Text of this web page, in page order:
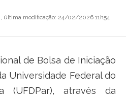
e Serviços
, última modificação: 24/02/2026 11h54
de Bolsa de Iniciação
Universidade Federal do
(UFDPar), através da